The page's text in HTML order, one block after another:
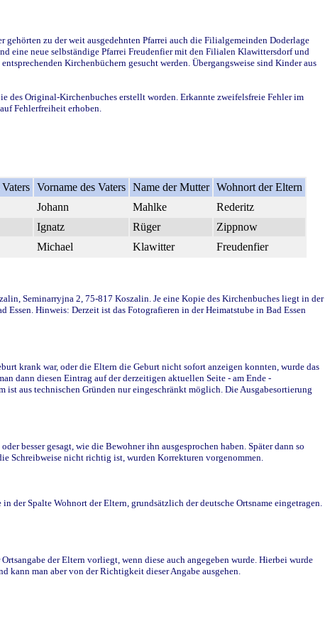
zu der weit ausgedehnten Pfarrei auch die Filialgemeinden Doderlage
eine neue selbständige Pfarrei Freudenfier mit den Filialen Klawittersdorf und
Kirchenbüchern gesucht werden. Übergangsweise sind Kinder aus
Original-Kirchenbuches erstellt worden. Erkannte zweifelsfreie Fehler im
Fehlerfreiheit erhoben.
Vorname des Vaters Name der Mutter Wohnort der Eltern
Johann Mahlke
Rederitz
Ignatz Rüger
Zippnow
Michael Klawitter Freudenfier
Seminarryjna 2, 75-817 Koszalin. Je eine Kopie des Kirchenbuches liegt in der
Hinweis: Derzeit ist das Fotografieren in der Heimatstube in Bad Essen
krank war, oder die Eltern die Geburt nicht sofort anzeigen konnten, wurde das
dann diesen Eintrag auf der derzeitigen aktuellen Seite - am Ende -
aus technischen Gründen nur eingeschränkt möglich. Die Ausgabesortierung
besser gesagt, wie die Bewohner ihn ausgesprochen haben. Später dann so
Schreibweise nicht richtig ist, wurden Korrekturen vorgenommen.
der Spalte Wohnort der Eltern, grundsätzlich der deutsche Ortsname eingetragen.
der Eltern vorliegt, wenn diese auch angegeben wurde. Hierbei wurde
kann man aber von der Richtigkeit dieser Angabe ausgehen.